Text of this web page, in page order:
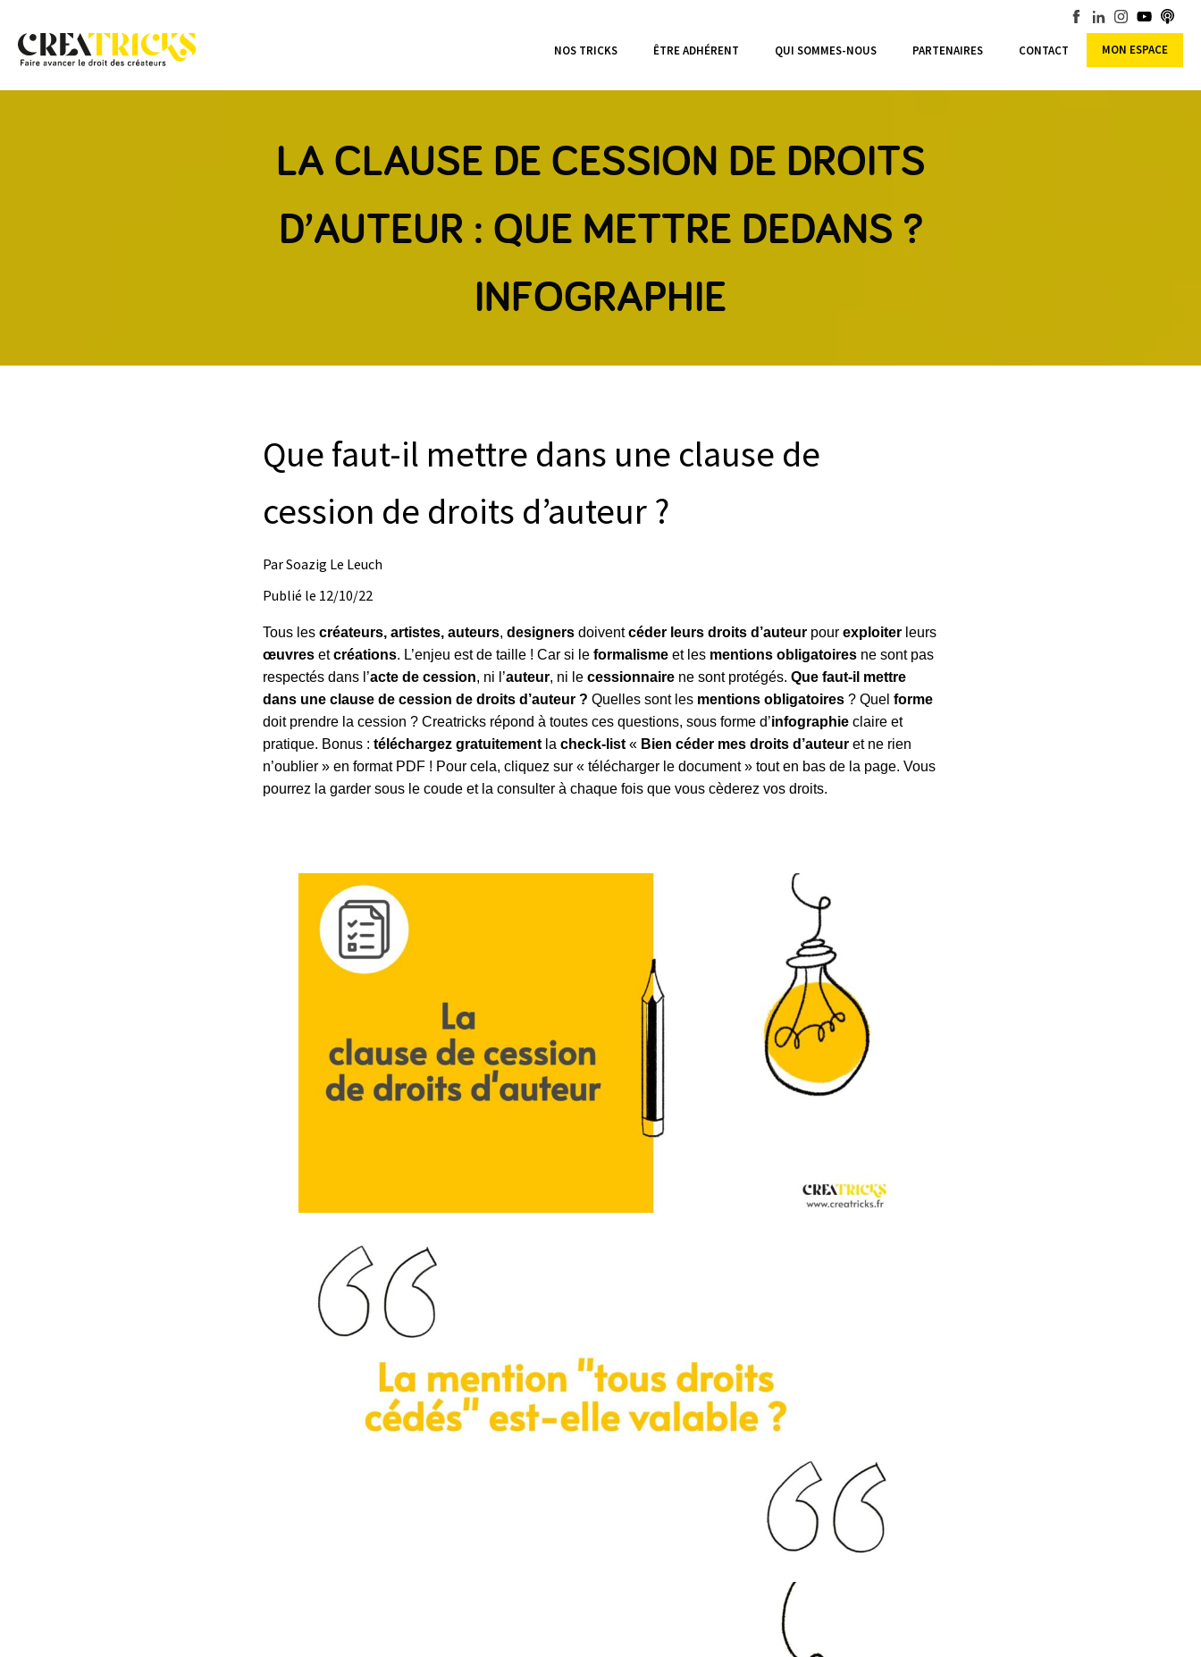
NOS TRICKS ÊTRE ADHÉRENT QUI SOMMES-NOUS PARTENAIRES CONTACT MON ESPACE
LA CLAUSE DE CESSION DE DROITS
D’AUTEUR : QUE METTRE DEDANS ?
INFOGRAPHIE
Que faut-il mettre dans une clause de
cession de droits d’auteur ?
ParSoazig Le Leuch
Publié le 12/10/22
Tous les créateurs, artistes, auteurs, designers doiventcéder leurs droits d’auteur pour exploiter leurs
œuvres etcréations. L’enjeu est de taille ! Car si le formalisme et les mentions obligatoires ne sont pas
respectés dans l’acte de cession, ni l’auteur, ni le cessionnaire ne sont protégés. Que faut-il mettre
dans une clause de cession de droits d’auteur ? Quelles sont les mentions obligatoires ? Quel forme
doit prendre la cession ? Creatricks répond à toutes ces questions, sous forme d’infographie claire et
pratique. Bonus : téléchargez gratuitement la check-list « Bien céder mes droits d’auteur et ne rien
n’oublier » en format PDF ! Pour cela, cliquez sur « télécharger le document » tout en bas de la page. Vous
pourrez la garder sous le coude et la consulter à chaque fois que vous cèderez vos droits.